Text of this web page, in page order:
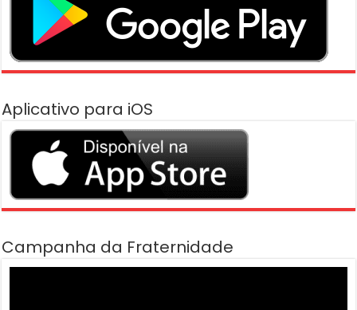
Aplicativo para iOS
Campanha da Fraternidade